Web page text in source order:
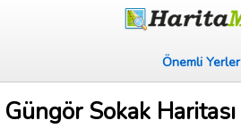
Önemli Yerler
Güngör Sokak Haritası